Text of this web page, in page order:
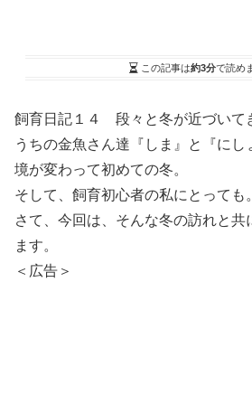
この記事は約3分で読め
飼育日記１４ 段々と冬が近づいて
うちの金魚さん達『しま』と『にし
境が変わって初めての冬。
そして、飼育初心者の私にとっても。
さて、今回は、そんな冬の訪れと共
ます。
＜広告＞